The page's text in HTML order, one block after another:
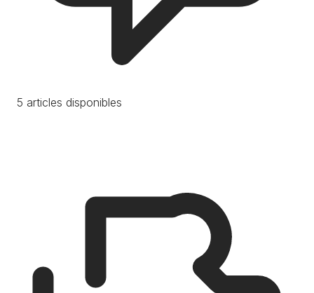
5 articles disponibles